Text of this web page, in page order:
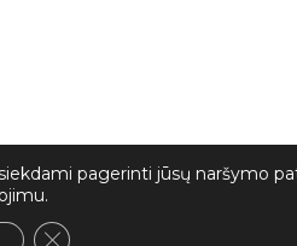
pagerinti jūsų naršymo
Close GDPR Cookie Banner